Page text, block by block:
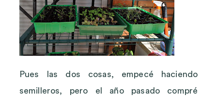
Pues las dos cosas, empecé haciendo
semilleros, pero el año pasado compré